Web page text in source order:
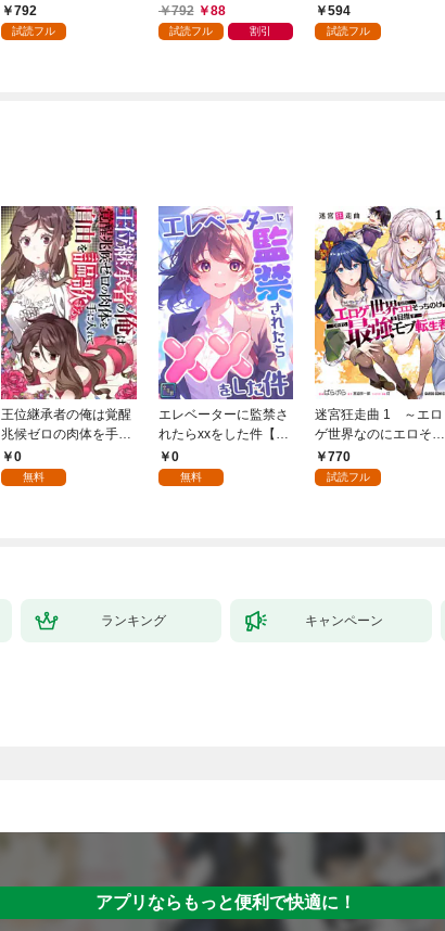
792
試読フル
術を極めます（１）
792 88
試読フル 割引
594
試読フル
王位継承者の俺は覚醒
兆候ゼロの肉体を手に
入れて自由を謳歌す
る。1
0
無料
エレベーターに監禁さ
れたらxxをした件【全
年齢版】(1)
0
無料
迷宮狂走曲 1 ～エロ
ゲ世界なのにエロそっ
ちのけでひたすら最強
を目指すモブ転生者～
770
試読フル
ランキング キャンペーン
アプリならもっと便利で快適に！